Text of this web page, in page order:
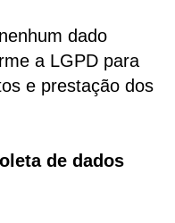
dado
a LGPD para
e prestação dos
de dados